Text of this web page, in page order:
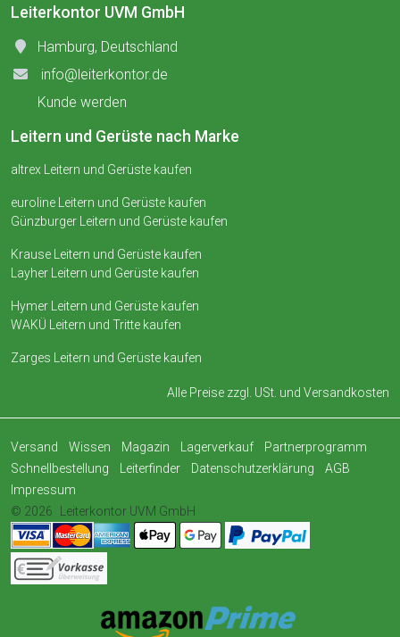
Leiterkontor UVM GmbH
Hamburg, Deutschland
info@leiterkontor.de
Kunde werden
Leitern und Gerüste nach Marke
altrex Leitern und Gerüste kaufen
euroline Leitern und Gerüste kaufen
Günzburger Leitern und Gerüste kaufen
Krause Leitern und Gerüste kaufen
Layher Leitern und Gerüste kaufen
Hymer Leitern und Gerüste kaufen
WAKÜ Leitern und Tritte kaufen
Zarges Leitern und Gerüste kaufen
Alle Preise zzgl. USt. und Versandkosten
Versand Wissen Magazin Lagerverkauf
Partnerprogramm
Schnellbestellung
Leiterfinder Datenschutzerklärung
AGB
Impressum
© 2026
Leiterkontor UVM GmbH